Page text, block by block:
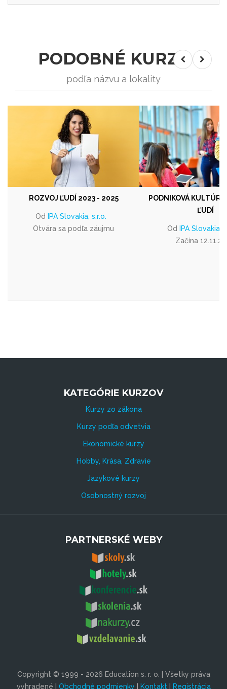
PODOBNÉ KURZY
podľa názvu a lokality
ROZVOJ ĽUDÍ 2023 - 2025
Od IPA Slovakia, s.r.o.
Otvára sa podľa záujmu
PODNIKOVÁ
ĽUDÍ
Od IPA Slovakia,
Začína
KATEGÓRIE KURZOV
Kurzy zo zákona
Kurzy podľa odvetvia
Ekonomické kurzy
Hobby, Krása, Zdravie
Jazykové kurzy
Osobnostný rozvoj
PARTNERSKÉ WEBY
Copyright © 1999 - 2026 Education s. r. o. | Všetky práva
vyhradené | Obchodné podmienky | Kontakt| Registrácia